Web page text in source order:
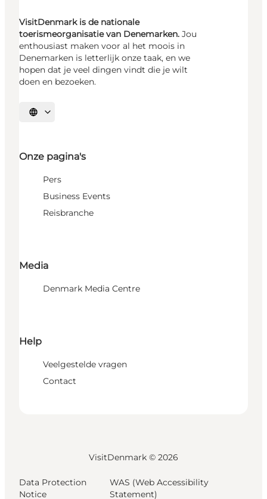
VisitDenmark is de nationale
toerismeorganisatie van Denemarken. Jou
enthousiast maken voor al het moois in
Denemarken is letterlijk onze taak, en we
hopen dat je veel dingen vindt die je wilt
doen en bezoeken.
Selecteer taal
Onze pagina's
Pers
Business Events
Reisbranche
Media
Denmark Media Centre
Help
Veelgestelde vragen
Contact
VisitDenmark © 2026
Data Protection
Notice
WAS (Web Accessibility
Statement)